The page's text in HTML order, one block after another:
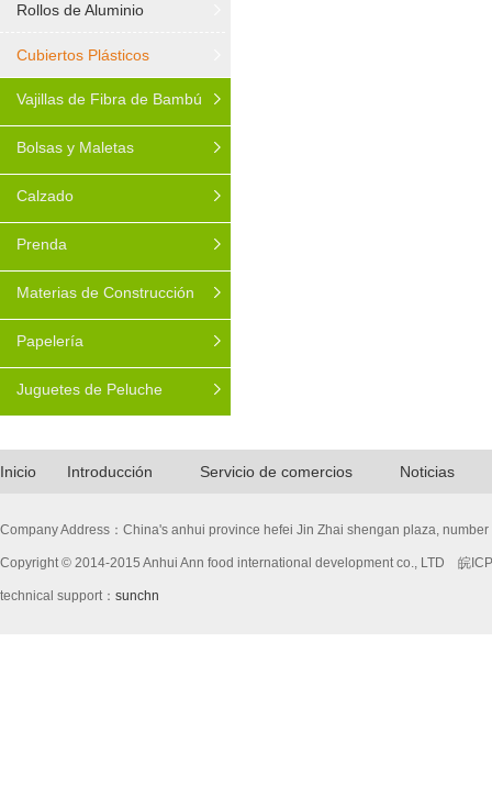
Rollos de Aluminio
Cubiertos Plásticos
Vajillas de Fibra de Bambú
Bolsas y Maletas
Calzado
Prenda
Materias de Construcción
Papelería
Juguetes de Peluche
Inicio Introducción Servicio de comercios Noticias
Company Address：China's anhui province hefei Jin Zhai shengan plaza,
Copyright © 2014-2015 Anhui Ann food international development co., LTD 皖
technical support： sunchn